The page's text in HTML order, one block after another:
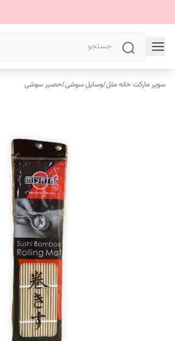
سوپر مارکت خانه ملل/وسایل سوشی/حصیر سوشی